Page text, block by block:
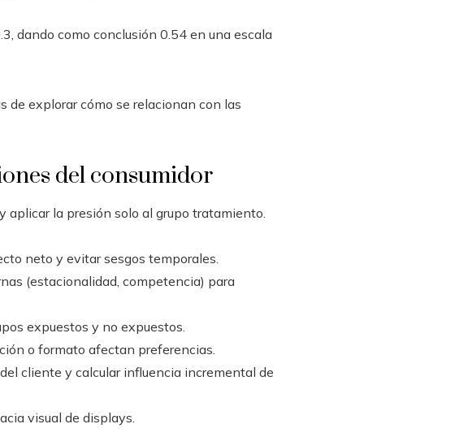
dando como conclusión 0.54 en una escala
de explorar cómo se relacionan con las
del consumidor
aplicar la presión solo al grupo tratamiento.
neto y evitar sesgos temporales.
(estacionalidad, competencia) para
expuestos y no expuestos.
o formato afectan preferencias.
cliente y calcular influencia incremental de
visual de displays.